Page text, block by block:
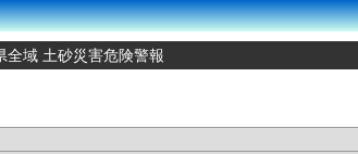
全域 土砂災害危険警報